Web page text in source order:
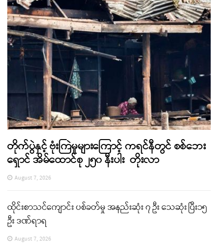
တိုက်ပွဲနှင့် ဗုံးကြဲမှုများကြောင့် ကရင်နီတွင် စစ်ဘေး
ရှောင် အိမ်ထောင်စု ၂၅၀ နီးပါး တိုးလာ
August 7, 2026
ထိုင်းစာသင်ကျောင်း ပစ်ခတ်မှု အနည်းဆုံး ၇ ဦး သေဆုံး ပြီး၁၅
ဦး ဒဏ်ရာရ
August 7, 2026